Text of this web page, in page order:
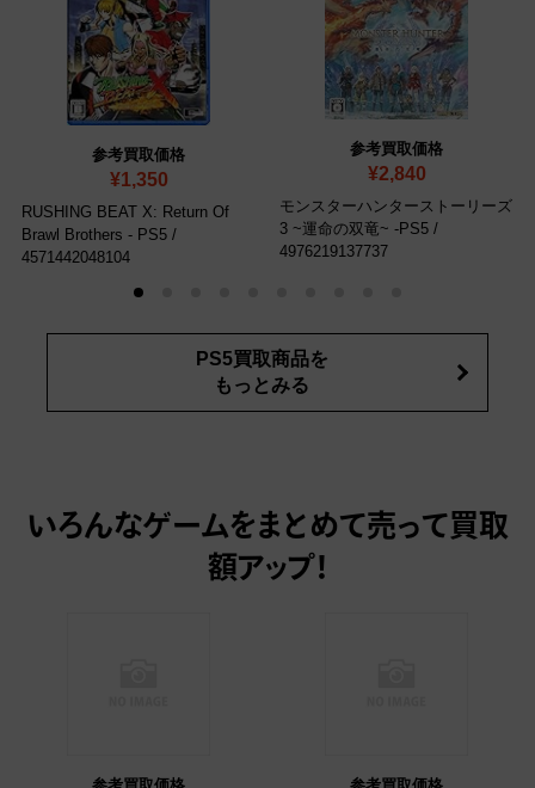
参考買取価格
¥1,350
RUSHING BEAT X: Return Of
Brawl Brothers - PS5 /
4571442048104
参考買取価格
¥2,840
モンスターハンターストーリーズ
3 ~運命の双竜~ -PS5 /
4976219137737
PS5買取商品を
もっとみる
いろんなゲームをまとめて売って 買取
額アップ！